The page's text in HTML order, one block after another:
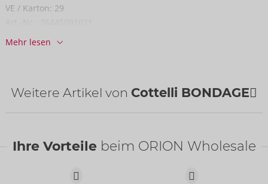
VE / Karton: 29
Barcode:
Verfügbarkeit
Mehr lesen
Weitere Artikel von Cottelli BONDAGE
Ihre Vorteile beim ORION Wholesale